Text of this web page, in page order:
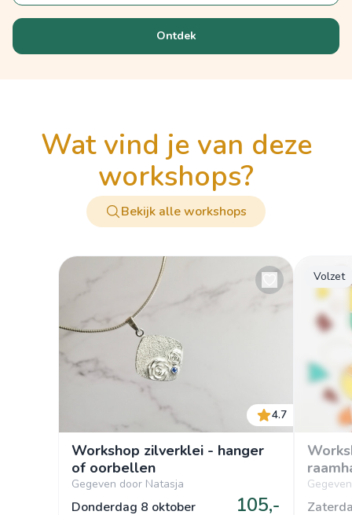
Ontdek
wat vind je van deze
workshops?
Bekijk alle workshops
4.7
Workshop zilverklei - hanger
of oorbellen
Gegeven door Natasja
Donderdag 8 oktober
105,-
Volzet